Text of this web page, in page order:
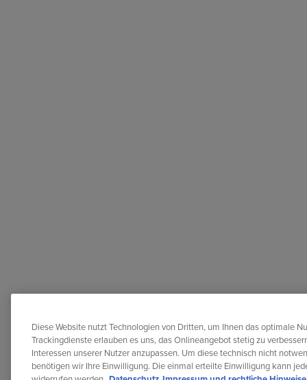
Diese Website nutzt Technologien von Dritten, um Ihnen das optimale
Trackingdienste erlauben es uns, das Onlineangebot stetig zu
Interessen unserer Nutzer anzupassen. Um diese technisch nicht
benötigen wir Ihre Einwilligung. Die einmal erteilte Einwilligung kann